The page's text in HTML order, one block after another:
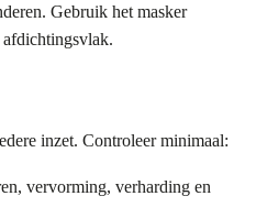
Gebruik het masker
afdichtingsvlak.
inzet. Controleer minimaal:
vervorming, verharding en